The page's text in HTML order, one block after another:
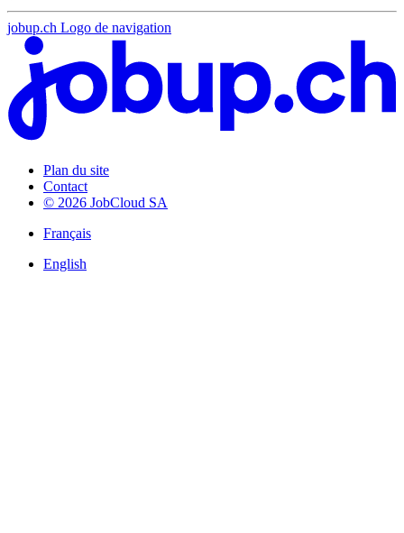
jobup.ch Logo de navigation
Plan du site
Contact
© 2026 JobCloud SA
Français
English